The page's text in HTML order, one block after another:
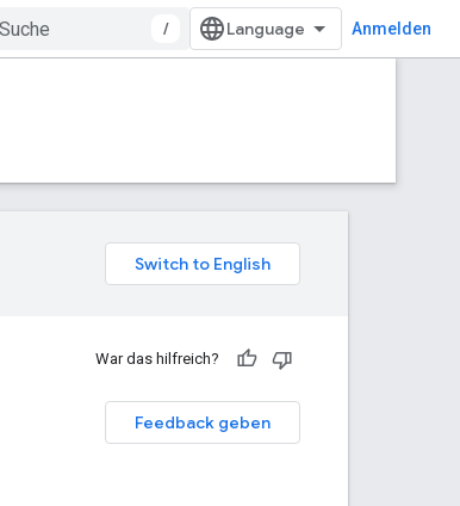
/ Anmelden
War das hilfreich?
Feedback geben